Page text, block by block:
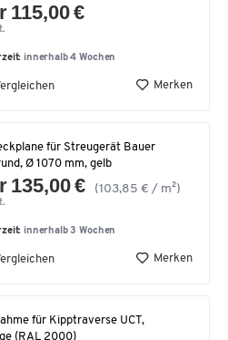
115,00 €
innerhalb 4 Wochen
Merken
für Streugerät Bauer
Ø 1070 mm, gelb
135,00 € (103,85 € / m²)
innerhalb 3 Wochen
Merken
für Kipptraverse UCT,
(RAL 2000)